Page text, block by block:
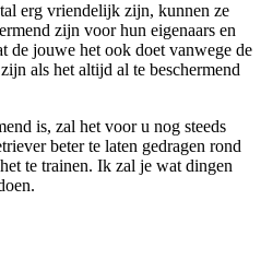
erg vriendelijk zijn, kunnen ze
zijn voor hun eigenaars en
de jouwe het ook doet vanwege de
als het altijd al te beschermend
is, zal het voor u nog steeds
beter te laten gedragen rond
te trainen. Ik zal je wat dingen